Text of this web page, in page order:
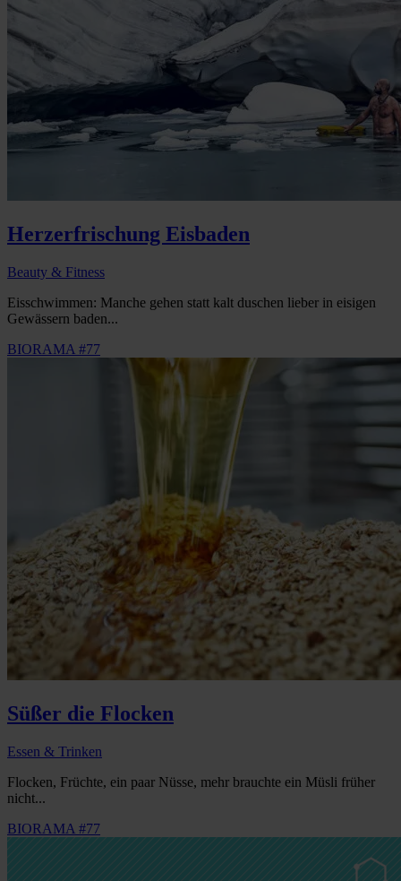
Herzerfrischung Eisbaden
Beauty & Fitness
Eisschwimmen: Manche gehen statt kalt duschen lieber in eisigen
Gewässern baden...
BIORAMA #77
Süßer die Flocken
Essen & Trinken
Flocken, Früchte, ein paar Nüsse, mehr brauchte ein Müsli früher
nicht...
BIORAMA #77